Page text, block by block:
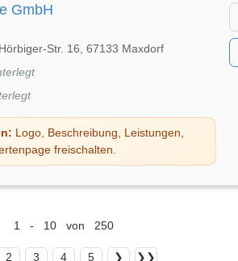
GmbH
Str. 16, 67133 Maxdorf
Logo, Beschreibung, Leistungen,
freischalten.
1 - 10 von 250
2 3 4 5 ❯ ❯❯